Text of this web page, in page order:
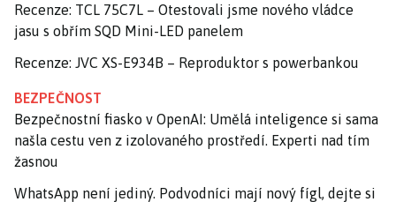
Recenze: TCL 75C7L – Otestovali jsme nového vládce
jasu s obřím SQD Mini-LED panelem
Recenze: JVC XS-E934B – Reproduktor s powerbankou
BEZPEČNOST
Bezpečnostní fiasko v OpenAI: Umělá inteligence si sama
našla cestu ven z izolovaného prostředí. Experti nad tím
žasnou
WhatsApp není jediný. Podvodníci mají nový fígl, dejte si